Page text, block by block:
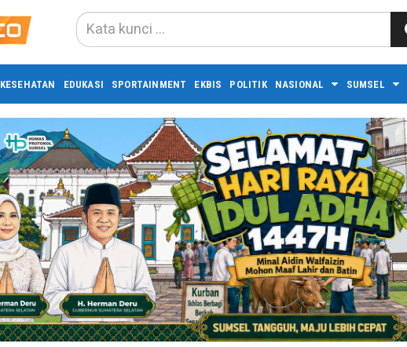
KESEHATAN EDUKASI SPORTAINMENT EKBIS POLITIK NASIONAL SUMSEL